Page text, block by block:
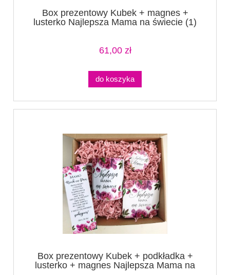
Box prezentowy Kubek + magnes +
lusterko Najlepsza Mama na świecie (1)
61,00 zł
do koszyka
Box prezentowy Kubek + podkładka +
lusterko + magnes Najlepsza Mama na